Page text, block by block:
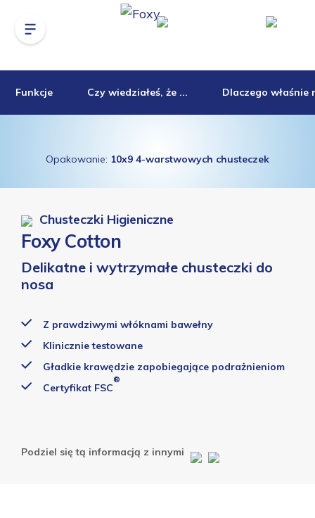
Funkcje Czy wiedziałeś, że ... Dlaczego właśnie
Opakowanie: 10x9 4-warstwowych chusteczek
Chusteczki Higieniczne
Foxy Cotton
Delikatne i wytrzymałe chusteczki do
nosa
Z prawdziwymi włóknami bawełny
Klinicznie testowane
Gładkie krawędzie zapobiegające podrażnieniom
Certyfikat FSC
®
Podziel się tą informacją z innymi